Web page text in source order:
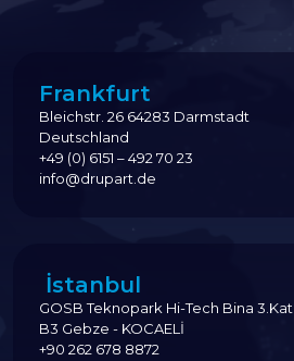
Frankfurt
Bleichstr. 26 64283 Darmstadt
Deutschland
+49 (0) 6151 – 492 70 23
info@drupart.de
İstanbul
GOSB Teknopark Hi-Tech Bina 3.Kat
B3 Gebze - KOCAELİ
+90 262 678 8872